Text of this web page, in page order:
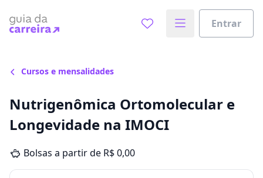
Entrar
Cursos e mensalidades
Nutrigenômica Ortomolecular e
Longevidade na IMOCI
Bolsas a partir de R$ 0,00